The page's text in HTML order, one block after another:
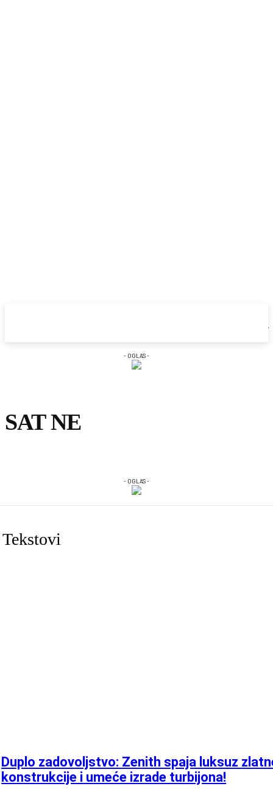
- OGLAS -
SAT NE
- OGLAS -
Tekstovi
Duplo zadovoljstvo: Zenith spaja luksuz
konstrukcije i umeće izrade turbijona!